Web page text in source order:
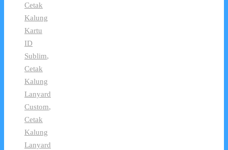
Cetak
Kalung
Kartu
ID
Sublim,
Cetak
Kalung
Lanyard
Custom,
Cetak
Kalung
Lanyard